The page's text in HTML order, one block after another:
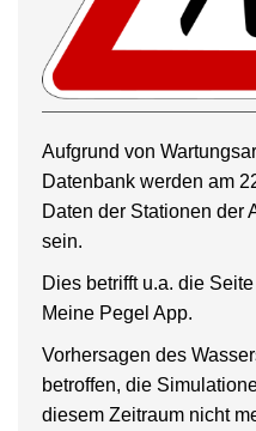
Aufgrund von
Datenbank werden am
Daten der Stationen der
sein.
Dies betrifft u.a. die
Meine Pegel App.
Vorhersagen des
betroffen, die
diesem Zeitraum nicht